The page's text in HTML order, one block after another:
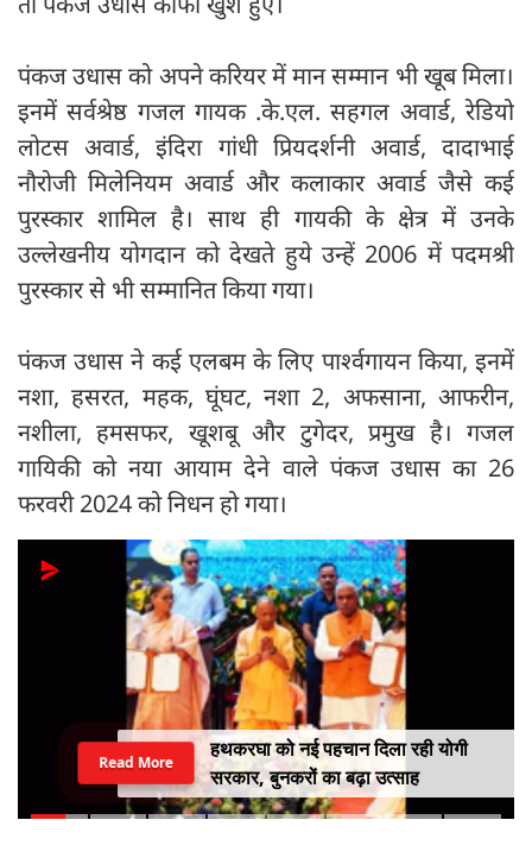
पंकज उधास को अपने करियर में मान सम्मान भी खूब मिला।
इनमें सर्वश्रेष्ठ गजल गायक .के.एल. सहगल अवार्ड, रेडियो
लोटस अवार्ड, इंदिरा गांधी प्रियदर्शनी अवार्ड, दादाभाई
नौरोजी मिलेनियम अवार्ड और कलाकार अवार्ड जैसे कई
पुरस्कार शामिल है। साथ ही गायकी के क्षेत्र में उनके
उल्लेखनीय योगदान को देखते हुये उन्हें 2006 में पदमश्री
पुरस्कार से भी सम्मानित किया गया।
पंकज उधास ने कई एलबम के लिए पार्श्वगायन किया, इनमें
नशा, हसरत, महक, घूंघट, नशा 2, अफसाना, आफरीन,
नशीला, हमसफर, खूशबू और टुगेदर, प्रमुख है। गजल
गायिकी को नया आयाम देने वाले पंकज उधास का 26
फरवरी 2024 को निधन हो गया।
हथकरघा को नई पहचान दिला रही योगी
सरकार, बुनकरों का बढ़ा उत्साह
Read More